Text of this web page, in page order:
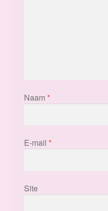
Naam *
E-mail *
Site